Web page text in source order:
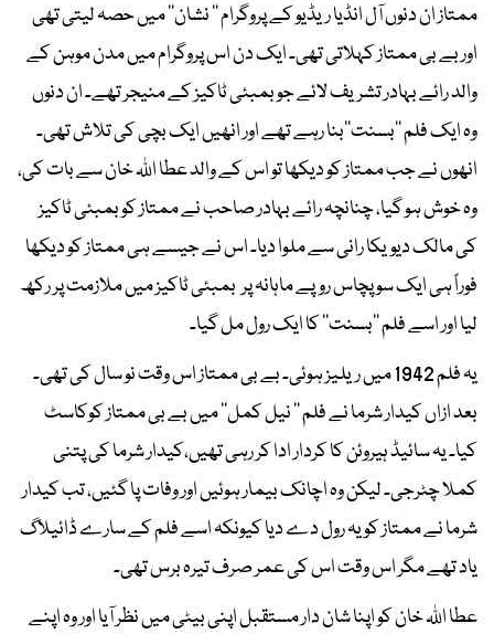
ممتاز ان دنوں آل انڈیا ریڈیو کے پروگرام ’’ نشان‘‘ میں حصہ لیتی تھی
اور بے بی ممتاز کہلاتی تھی۔ ایک دن اس پروگرام میں مدن موہن کے
والد رائے بہادر تشریف لائے جو بمبئی ٹاکیز کے منیجر تھے۔ ان دنوں
وہ ایک فلم ’’بسنت‘‘بنا رہے تھے اور انھیں ایک بچی کی تلاش تھی۔
انھوں نے جب ممتاز کو دیکھا تو اس کے والد عطا اللہ خان سے بات کی،
وہ خوش ہو گیا، چنانچہ رائے بہادر صاحب نے ممتاز کو بمبئی ٹاکیز
کی مالک دیویکا رانی سے ملوا دیا۔ اس نے جیسے ہی ممتاز کو دیکھا
فوراً ہی ایک سو پچاس روپے ماہانہ پر بمبئی ٹاکیز میں ملازمت پر رکھ
لیا اور اسے فلم ’’بسنت‘‘ کا ایک رول مل گیا۔
یہ فلم 1942 میں ریلیز ہوئی۔ بے بی ممتاز اس وقت نو سال کی تھی۔
بعد ازاں کیدار شرما نے فلم ’’ نیل کمل‘‘ میں بے بی ممتاز کوکاسٹ
کیا۔ یہ سائیڈ ہیروئن کا کردار ادا کر رہی تھیں،کیدار شرما کی پتنی
کملا چٹرجی۔ لیکن وہ اچانک بیمار ہوئیں اور وفات پا گئیں، تب کیدار
شرما نے ممتاز کو یہ رول دے دیا کیونکہ اسے فلم کے سارے ڈائیلاگ
یاد تھے مگر اس وقت اس کی عمر صرف تیرہ برس تھی۔
عطا اللہ خان کو اپنا شان دار مستقبل اپنی بیٹی میں نظر آیا اور وہ اپنے